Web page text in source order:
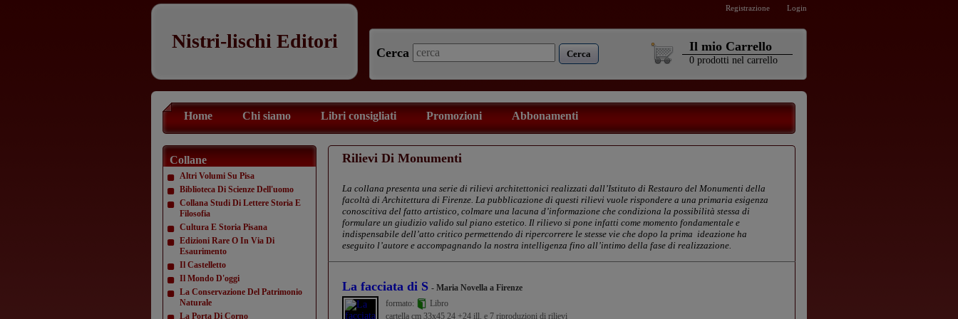
Registrazione Login
Nistri-lischi Editori
Cerca Cerca
Il mio Carrello
0 prodotti nel carrello
Home Chi siamo Libri consigliati Promozioni Abbonamenti
Collane
Altri Volumi Su Pisa
Biblioteca Di Scienze Dell'uomo
Collana Studi Di Lettere Storia E
Filosofia
Cultura E Storia Pisana
Edizioni Rare O In Via Di
Esaurimento
Il Castelletto
Il Mondo D'oggi
La Conservazione Del Patrimonio
Naturale
La Porta Di Corno
Rilievi Di Monumenti
La collana presenta una serie di rilievi architettonici realizzati dall’Istituto di Restauro del Monumenti della
facoltà di Architettura di Firenze. La pubblicazione di questi rilievi vuole rispondere a una primaria esigenza
conoscitiva del fatto artistico, colmare una lacuna d’informazione che condiziona la possibilità stessa di
formulare un giudizio valido sul piano estetico. Il rilievo si pone infatti come momento fondamentale e
indispensabile dell’atto critico permettendo di ripercorrere le stesse vie che dopo la prima ideazione ha
eseguito l’autore e accompagnando la nostra intelligenza fino all’intimo della fase di realizzazione.
La facciata di S - Maria Novella a Firenze
formato:
Libro
cartella cm 33x45 24 +24 ill. e 7 riproduzioni di rilievi